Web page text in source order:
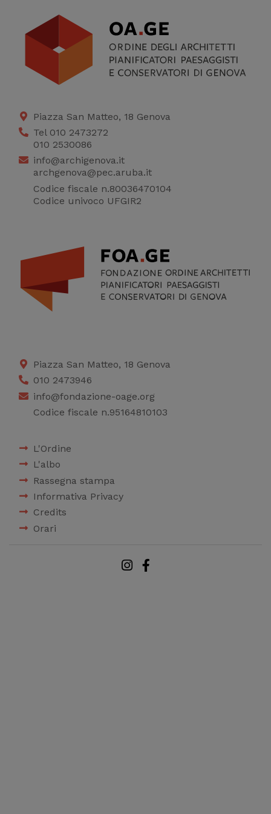
Piazza San Matteo, 18 Genova
Tel 010 2473272
010 2530086
info@archigenova.it
archgenova@pec.aruba.it
Codice fiscale n.80036470104
Codice univoco UFGIR2
Piazza San Matteo, 18 Genova
010 2473946
info@fondazione-oage.org
Codice fiscale n.95164810103
L'Ordine
L'albo
Rassegna stampa
Informativa Privacy
Credits
Orari